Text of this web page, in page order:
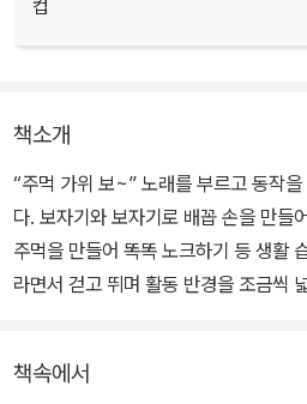
컵
책소개
“주먹 가위 보~” 노래를 부르고 동작을
다. 보자기와 보자기로 배꼽 손을 만들
주먹을 만들어 똑똑 노크하기 등 생활
라면서 걷고 뛰며 활동 반경을 조금씩
해 즐겁게 노래 부르며 자연스럽게 익힐
책속에서